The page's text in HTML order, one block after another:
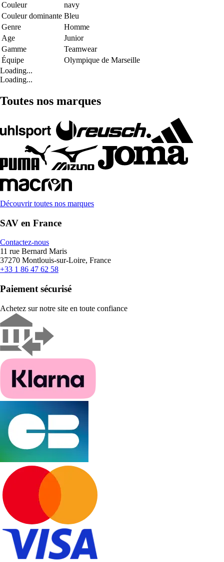
Couleur
navy
Couleur dominante Bleu
Genre
Homme
Age
Junior
Gamme
Teamwear
Équipe
Olympique de Marseille
Loading...
Loading...
Toutes nos marques
Découvrir toutes nos marques
SAV en France
Contactez-nous
11 rue Bernard Maris
37270 Montlouis-sur-Loire, France
+33 1 86 47 62 58
Paiement sécurisé
Achetez sur notre site en toute confiance